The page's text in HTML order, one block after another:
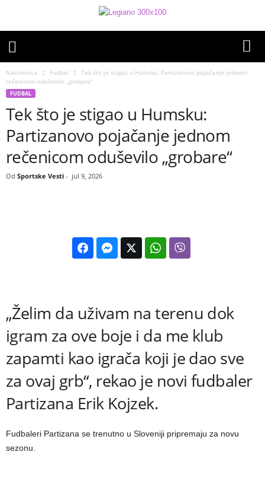
Naslovnica Fudbal
Tek što je stigao u Humsku: Partizanovo pojačanje jednom
rečenicom oduševilo „grobare“
FUDBAL
Tek što je stigao u Humsku:
Partizanovo pojačanje jednom
rečenicom oduševilo „grobare“
Od Sportske Vesti - jul 9, 2026
„Želim da uživam na terenu dok
igram za ove boje i da me klub
zapamti kao igrača koji je dao sve
za ovaj grb“, rekao je novi fudbaler
Partizana Erik Kojzek.
Fudbaleri Partizana se trenutno u Sloveniji pripremaju za novu
sezonu.